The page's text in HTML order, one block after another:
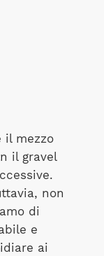
il mezzo
il gravel
non
di
e
ai